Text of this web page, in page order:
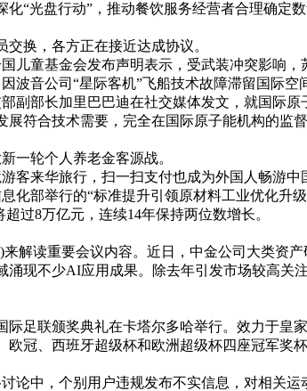
“光盘行动”，推动餐饮服务经营者合理确定
换，各方正在接近达成协议。
童基金会发布声明表示，受武装冲突影响，
音公司“星际客机”飞船技术故障滞留国际空
部长加里巴巴迪在社交媒体发文，就国际原
符合技术需要，完全在国际原子能机构的监督
轮个人养老金客源战。
来华旅行，扫一扫支付也成为外国人畅游中
部举行的“标准提升引领原材料工业优化升
过8万亿元，连续14年保持两位数增长。
读重要会议内容。近日，中金公司大类资
涌现不少AI应用成果。除去年引发市场较高
足联颁奖典礼在卡塔尔多哈举行。效力于皇
欧冠、西班牙超级杯和欧洲超级杯四座冠军奖
中，个别用户违规发布不实信息，对相关运